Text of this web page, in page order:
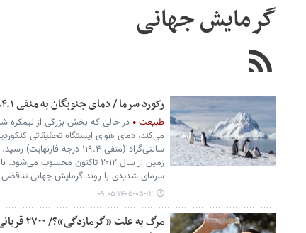
گرمایش جهانی
رکورد سرما / دمای جنوبگان به منفی ۸۴.۱ درجه سانتی‌گراد رسید
طبیعت
در حالی که بخش بزرگی از نیمکره
سانتی‌گراد (منفی ۱۱۹.۴ درجه
زمین از سال ۲۰۱۲ تاکنون
سرمای شدیدی با روند گرمایش جهانی تناقضی
۱۴۰۵-۰۵-۱۲ ۰۹:۰۵
مرگ به